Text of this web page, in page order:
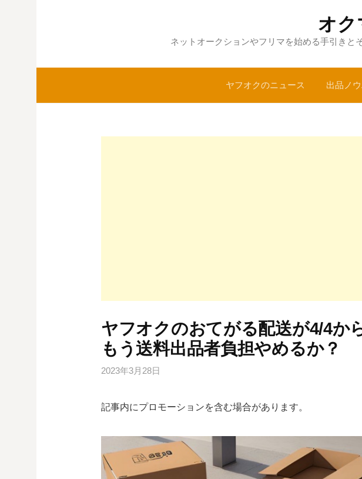
ツ
ス
オク
ネットオークションやフリマを始める手引きと
ヤフオクのニュース 出品ノ
ヤフオクのおてがる配送が4/4か
もう送料出品者負担やめるか？
2023年3月28日
記事内にプロモーションを含む場合があります。